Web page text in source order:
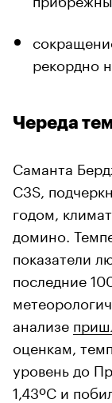
рекордно
Череда
Саманта
C3S,
годом,
домино.
показатели
последние
анализе
оценкам,
уровень до
1,43ºC и